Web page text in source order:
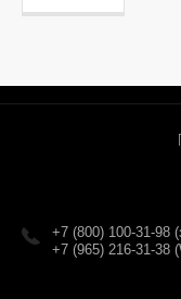
+7 (800) 100-31-98
+7 (965) 216-31-38